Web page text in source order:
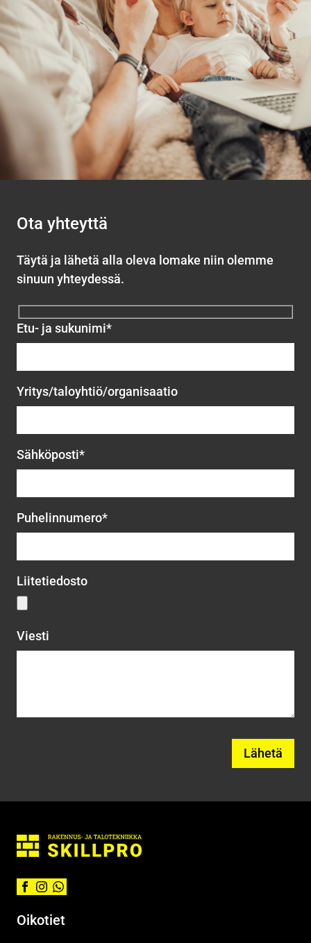
Ota yhteyttä
Täytä ja lähetä alla oleva lomake niin olemme
sinuun yhteydessä.
Etu- ja sukunimi*
Yritys/taloyhtiö/organisaatio
Sähköposti*
Puhelinnumero*
Liitetiedosto
Viesti
Oikotiet